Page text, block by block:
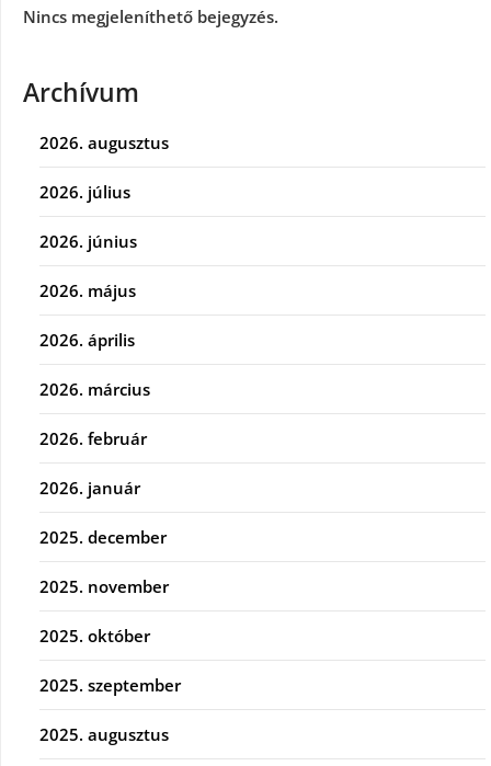
Nincs megjeleníthető bejegyzés.
Archívum
2026. augusztus
2026. július
2026. június
2026. május
2026. április
2026. március
2026. február
2026. január
2025. december
2025. november
2025. október
2025. szeptember
2025. augusztus